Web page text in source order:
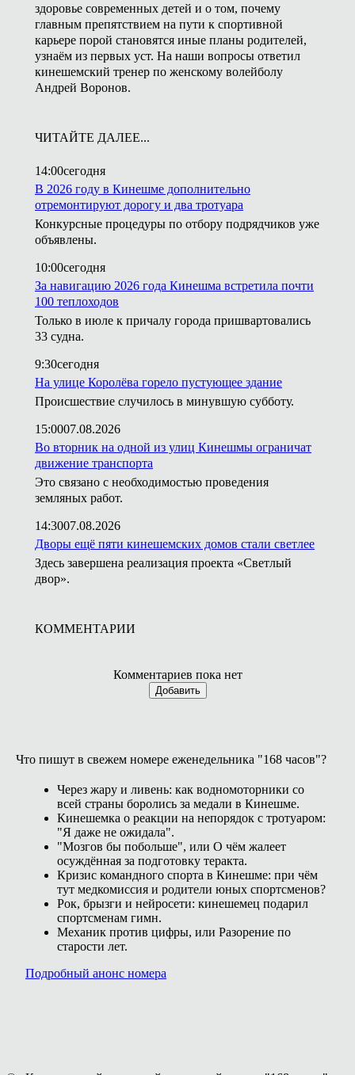
здоровье современных детей и о том, почему
главным препятствием на пути к спортивной
карьере порой становятся иные планы родителей,
узнаём из первых уст. На наши вопросы ответил
кинешемский тренер по женскому волейболу
Андрей Воронов.
ЧИТАЙТЕ ДАЛЕЕ...
14:00сегодня
В 2026 году в Кинешме дополнительно
отремонтируют дорогу и два тротуара
Конкурсные процедуры по отбору подрядчиков уже
объявлены.
10:00сегодня
За навигацию 2026 года Кинешма встретила почти
100 теплоходов
Только в июле к причалу города пришвартовались
33 судна.
9:30сегодня
На улице Королёва горело пустующее здание
Происшествие случилось в минувшую субботу.
15:0007.08.2026
Во вторник на одной из улиц Кинешмы ограничат
движение транспорта
Это связано с необходимостью проведения
земляных работ.
14:3007.08.2026
Дворы ещё пяти кинешемских домов стали светлее
Здесь завершена реализация проекта «Светлый
двор».
КОММЕНТАРИИ
Комментариев пока нет
Добавить
Что пишут в свежем номере еженедельника "168 часов"?
Через жару и ливень: как водномоторники со
всей страны боролись за медали в Кинешме.
Кинешемка о реакции на непорядок с тротуаром:
"Я даже не ожидала".
"Мозгов бы побольше", или О чём жалеет
осуждённая за подготовку теракта.
Кризис командного спорта в Кинешме: при чём
тут медкомиссия и родители юных спортсменов?
Рок, брызги и нейросети: кинешемец подарил
спортсменам гимн.
Механик против цифры, или Разорение по
старости лет.
Подробный анонс номера